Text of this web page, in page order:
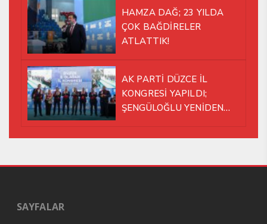
HAMZA DAĞ; 23 YILDA
ÇOK BAĞDİRELER
ATLATTIK!
AK PARTİ DÜZCE İL
KONGRESİ YAPILDI;
ŞENGÜLOĞLU YENİDEN
SAYFALAR